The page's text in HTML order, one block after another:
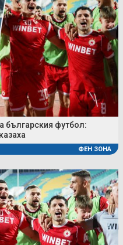
българския футбол:
ФЕН ЗОНА